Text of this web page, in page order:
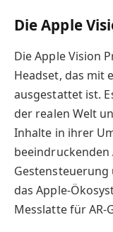
Die Apple
Die Apple Vision
Headset, das mit
ausgestattet ist.
der realen Welt
Inhalte in ihrer
das Apple-
Messlatte für AR-